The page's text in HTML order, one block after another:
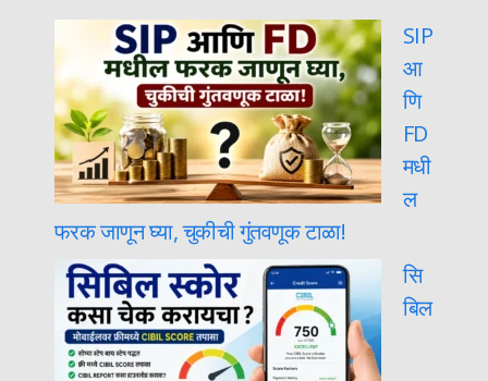
SIP
आ
णि
FD
मधी
ल
फरक जाणून घ्या, चुकीची गुंतवणूक टाळा!
सि
बिल